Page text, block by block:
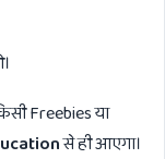
Freebies या
से ही आएगा।